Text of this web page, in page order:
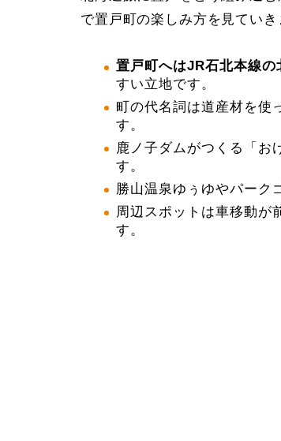
で置戸町の楽しみ方を見ていき
置戸町へはJR石北本線
すい立地です。
町の代名詞は道産材を使
す。
鹿ノ子ダムがつくる「お
す。
勝山温泉ゆぅゆやパーク
周辺スポットは車移動が
す。